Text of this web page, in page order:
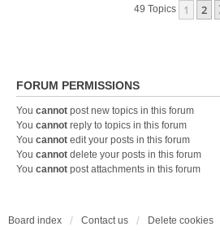
49 Topics 1 2
FORUM PERMISSIONS
You cannot post new topics in this forum
You cannot reply to topics in this forum
You cannot edit your posts in this forum
You cannot delete your posts in this forum
You cannot post attachments in this forum
Board index Contact us Delete cookies